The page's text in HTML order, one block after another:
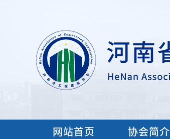
网站首页 协会简介